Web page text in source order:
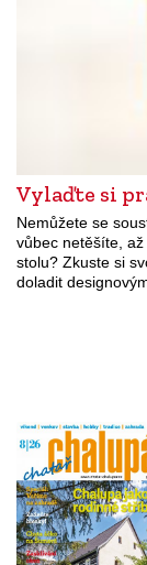
Vylaďte si
Nemůžete se
vůbec netěšíte,
stolu? Zkuste si
doladit